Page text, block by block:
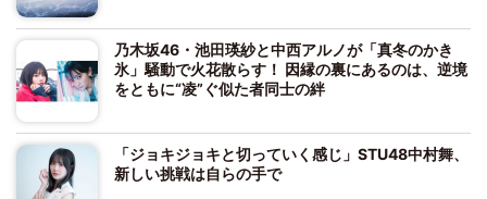
乃木坂46・池田瑛紗と中西アルノが「真冬のかき
氷」騒動で火花散らす！ 因縁の裏にあるのは、逆境
をともに“凌”ぐ似た者同士の絆
「ジョキジョキと切っていく感じ」STU48中村舞、
新しい挑戦は自らの手で